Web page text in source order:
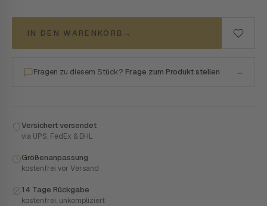
IN DEN WARENKORB →
Fragen zu diesem Stück? Frage zum Produkt stellen →
Versichert versendet
via UPS, FedEx & DHL
Größenanpassung
kostenfrei vor Versand
14 Tage Rückgabe
kostenfrei, unkompliziert